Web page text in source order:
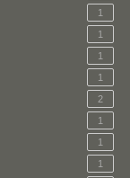
1
1
1
1
2
1
1
1